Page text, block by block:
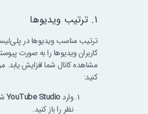
۱. ترتیب ویدیوها
ترتیب مناسب ویدیوها در
کاربران ویدیوها را به صورت
مشاهده کانال شما افزایش یابد.
کنید:
واردYouTube Studio
نظر را باز کنید.